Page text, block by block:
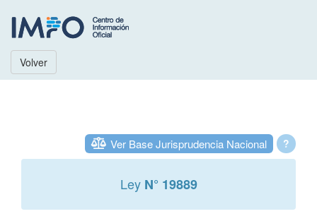
Volver
?
Ver Base Jurisprudencia Nacional
Ley N° 19889